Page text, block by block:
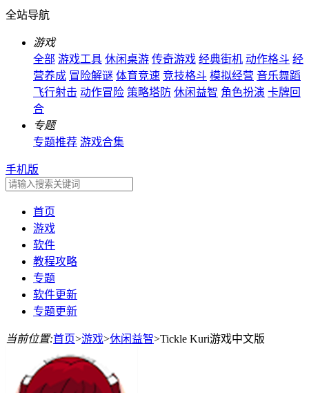
全站导航
游戏
全部 游戏工具 休闲桌游 传奇游戏 经典街机 动作格斗 经
营养成 冒险解谜 体育竞速 竞技格斗 模拟经营 音乐舞蹈
飞行射击 动作冒险 策略塔防 休闲益智 角色扮演 卡牌回
合
专题
专题推荐 游戏合集
手机版
首页
游戏
软件
教程攻略
专题
软件更新
专题更新
当前位置:首页>游戏>休闲益智>Tickle Kuri游戏中文版